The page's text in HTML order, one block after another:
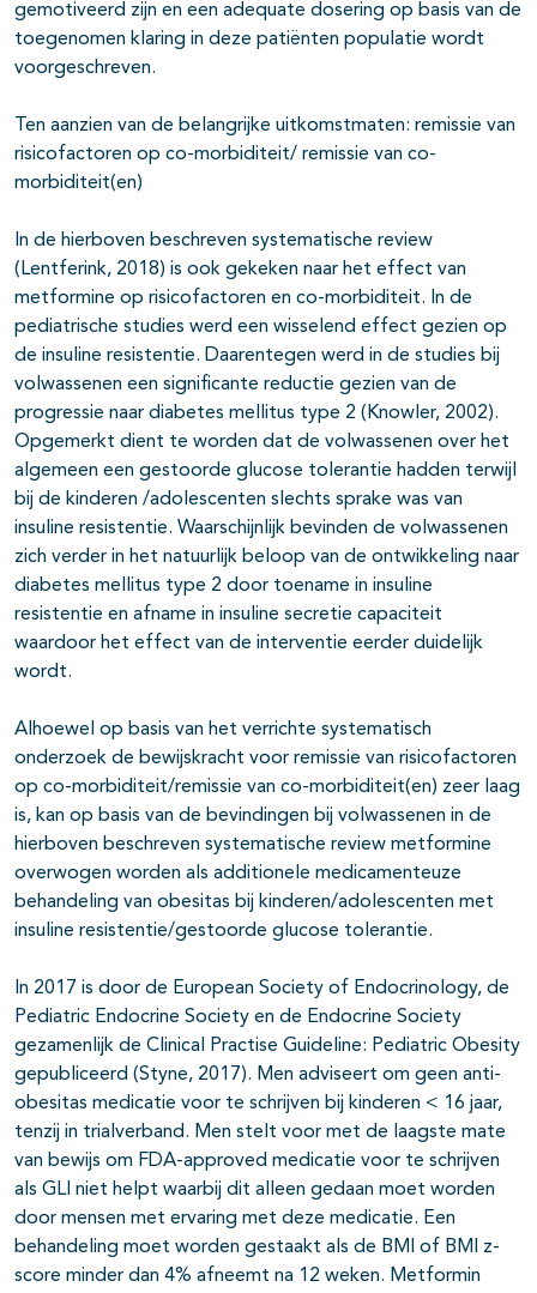
gemotiveerd zijn en een adequate dosering op basis van de
toegenomen klaring in deze patiënten populatie wordt
voorgeschreven.
Ten aanzien van de belangrijke uitkomstmaten: remissie van
risicofactoren op co-morbiditeit/ remissie van co-
morbiditeit(en)
In de hierboven beschreven systematische review
(Lentferink, 2018) is ook gekeken naar het effect van
metformine op risicofactoren en co-morbiditeit. In de
pediatrische studies werd een wisselend effect gezien op
de insuline resistentie. Daarentegen werd in de studies bij
volwassenen een significante reductie gezien van de
progressie naar diabetes mellitus type 2 (Knowler, 2002).
Opgemerkt dient te worden dat de volwassenen over het
algemeen een gestoorde glucose tolerantie hadden terwijl
bij de kinderen /adolescenten slechts sprake was van
insuline resistentie. Waarschijnlijk bevinden de volwassenen
zich verder in het natuurlijk beloop van de ontwikkeling naar
diabetes mellitus type 2 door toename in insuline
resistentie en afname in insuline secretie capaciteit
waardoor het effect van de interventie eerder duidelijk
wordt.
Alhoewel op basis van het verrichte systematisch
onderzoek de bewijskracht voor remissie van risicofactoren
op co-morbiditeit/remissie van co-morbiditeit(en) zeer laag
is, kan op basis van de bevindingen bij volwassenen in de
hierboven beschreven systematische review metformine
overwogen worden als additionele medicamenteuze
behandeling van obesitas bij kinderen/adolescenten met
insuline resistentie/gestoorde glucose tolerantie.
In 2017 is door de European Society of Endocrinology, de
Pediatric Endocrine Society en de Endocrine Society
gezamenlijk de Clinical Practise Guideline: Pediatric Obesity
gepubliceerd (Styne, 2017). Men adviseert om geen anti-
obesitas medicatie voor te schrijven bij kinderen < 16 jaar,
tenzij in trialverband. Men stelt voor met de laagste mate
van bewijs om FDA-approved medicatie voor te schrijven
als GLI niet helpt waarbij dit alleen gedaan moet worden
door mensen met ervaring met deze medicatie. Een
behandeling moet worden gestaakt als de BMI of BMI z-
score minder dan 4% afneemt na 12 weken. Metformin